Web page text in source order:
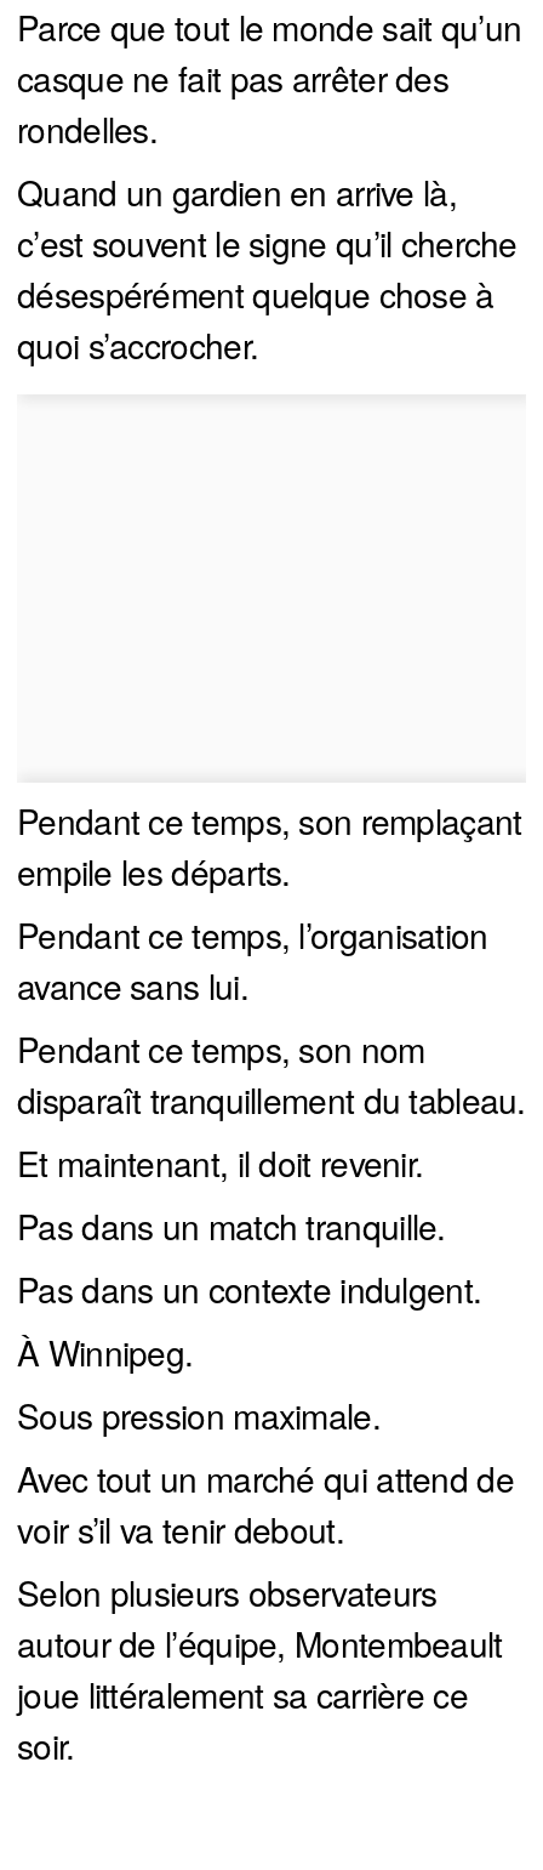
Parce que tout le monde sait qu’un
casque ne fait pas arrêter des
rondelles.
Quand un gardien en arrive là,
c’est souvent le signe qu’il cherche
désespérément quelque chose à
quoi s’accrocher.
Pendant ce temps, son remplaçant
empile les départs.
Pendant ce temps, l’organisation
avance sans lui.
Pendant ce temps, son nom
disparaît tranquillement du tableau.
Et maintenant, il doit revenir.
Pas dans un match tranquille.
Pas dans un contexte indulgent.
À Winnipeg.
Sous pression maximale.
Avec tout un marché qui attend de
voir s’il va tenir debout.
Selon plusieurs observateurs
autour de l’équipe, Montembeault
joue littéralement sa carrière ce
soir.